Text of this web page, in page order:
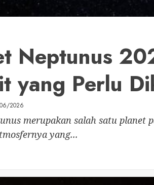
Neptunus
yang Perlu
2026
merupakan salah satu planet
yang...